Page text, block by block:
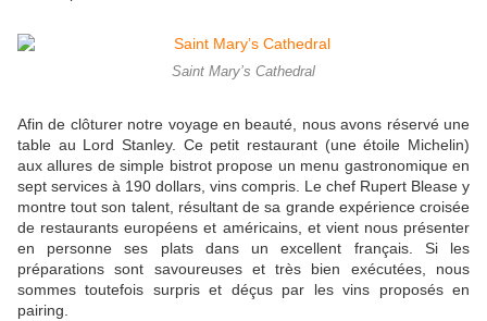
Saint Mary’s Cathedral
Afin de clôturer notre voyage en beauté, nous avons réservé une
table au Lord Stanley. Ce petit restaurant (une étoile Michelin)
aux allures de simple bistrot propose un menu gastronomique en
sept services à 190 dollars, vins compris. Le chef Rupert Blease y
montre tout son talent, résultant de sa grande expérience croisée
de restaurants européens et américains, et vient nous présenter
en personne ses plats dans un excellent français. Si les
préparations sont savoureuses et très bien exécutées, nous
sommes toutefois surpris et déçus par les vins proposés en
pairing.